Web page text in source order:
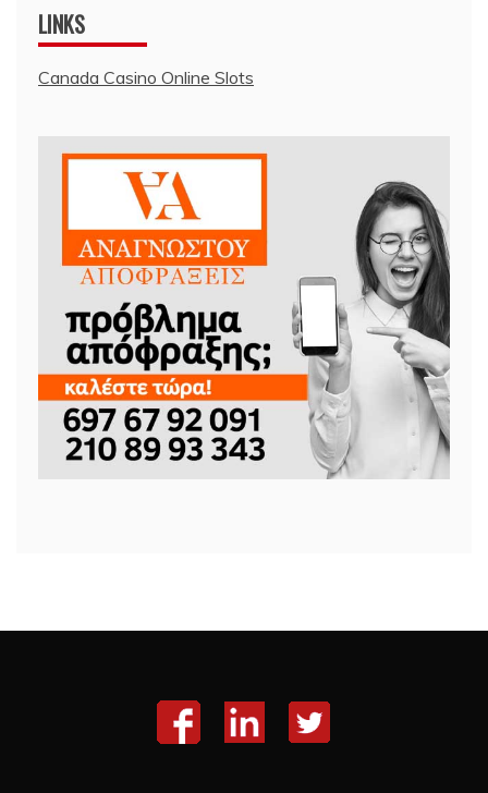
LINKS
Canada Casino Online Slots